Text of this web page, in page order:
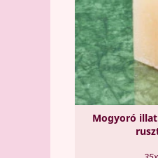
Mogyoró